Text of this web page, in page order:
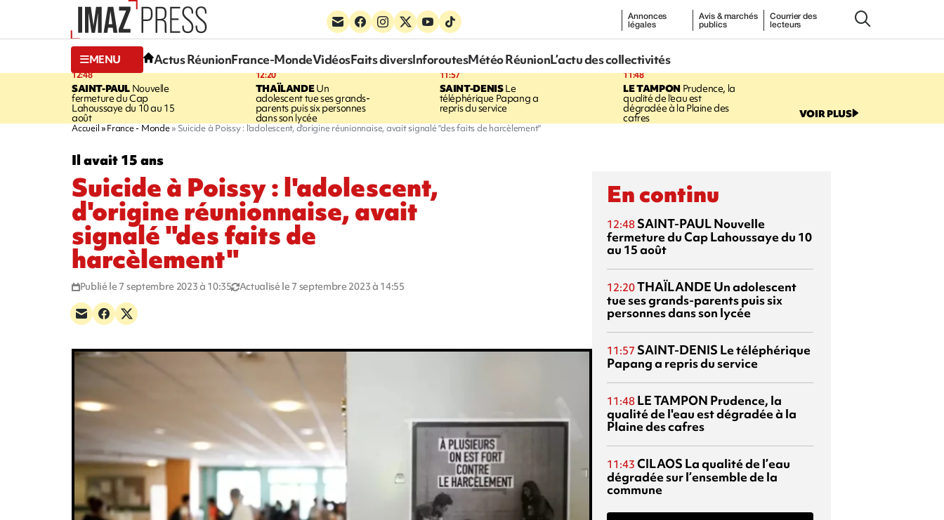
Annonces
légales
Avis & marchés
publics
Courrier des
lecteurs
MENU Actus RéunionFrance-MondeVidéosFaits diversInforoutesMétéo RéunionL’actu des collectivités
12:48
SAINT-PAUL Nouvelle
fermeture du Cap
Lahoussaye du 10 au 15
août
12:20
THAÏLANDEUn
adolescent tue ses grands-
parents puis six personnes
dans son lycée
11:57
SAINT-DENISLe
téléphérique Papang a
repris du service
11:48
LE TAMPONPrudence, la
qualité de l'eau est
dégradée à la Plaine des
cafres VOIR PLUS
Accueil France - Monde Suicide à Poissy : l'adolescent, d'origine réunionnaise, avait signalé "des faits de harcèlement"
Il avait 15 ans
Suicide à Poissy : l'adolescent,
d'origine réunionnaise, avait
signalé "des faits de
harcèlement"
Publié le 7 septembre 2023 à 10:35 Actualisé le 7 septembre 2023 à 14:55
En continu
12:48 SAINT-PAULNouvelle
fermeture du Cap Lahoussaye du 10
au 15 août
12:20THAÏLANDE Un adolescent
tue ses grands-parents puis six
personnes dans son lycée
11:57 SAINT-DENIS Le téléphérique
Papang a repris du service
11:48 LE TAMPON Prudence, la
qualité de l'eau est dégradée à la
Plaine des cafres
11:43 CILAOS La qualité de l’eau
dégradée sur l’ensemble de la
commune